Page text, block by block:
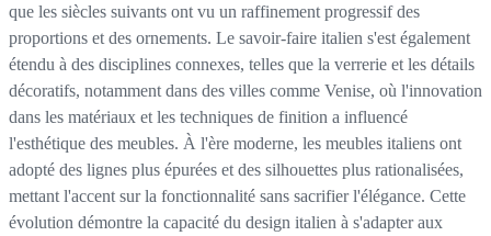
que les siècles suivants ont vu un raffinement progressif des
proportions et des ornements. Le savoir-faire italien s'est également
étendu à des disciplines connexes, telles que la verrerie et les détails
décoratifs, notamment dans des villes comme Venise, où l'innovation
dans les matériaux et les techniques de finition a influencé
l'esthétique des meubles. À l'ère moderne, les meubles italiens ont
adopté des lignes plus épurées et des silhouettes plus rationalisées,
mettant l'accent sur la fonctionnalité sans sacrifier l'élégance. Cette
évolution démontre la capacité du design italien à s'adapter aux